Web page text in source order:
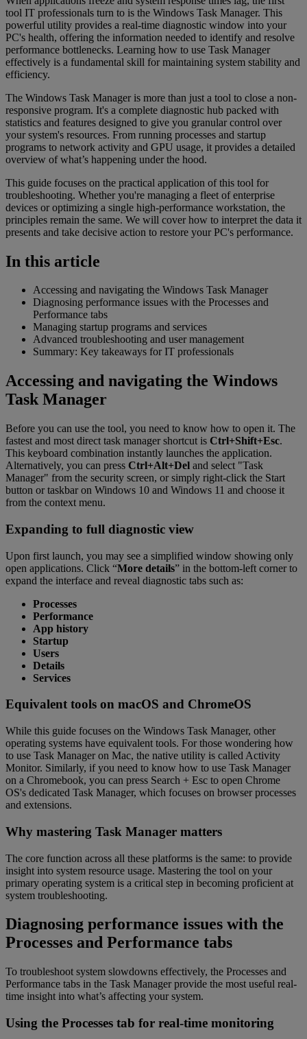
tool IT professionals turn to is the Windows Task Manager. This
powerful utility provides a real-time diagnostic window into your
PC's health, offering the information needed to identify and resolve
performance bottlenecks. Learning how to use Task Manager
effectively is a fundamental skill for maintaining system stability and
efficiency.
The Windows Task Manager is more than just a tool to close a non-
responsive program. It's a complete diagnostic hub packed with
statistics and features designed to give you granular control over
your system's resources. From running processes and startup
programs to network activity and GPU usage, it provides a detailed
overview of what’s happening under the hood.
This guide focuses on the practical application of this tool for
troubleshooting. Whether you're managing a fleet of enterprise
devices or optimizing a single high-performance workstation, the
principles remain the same. We will cover how to interpret the data it
presents and take decisive action to restore your PC's performance.
In this article
Accessing and navigating the Windows Task Manager
Diagnosing performance issues with the Processes and
Performance tabs
Managing startup programs and services
Advanced troubleshooting and user management
Summary: Key takeaways for IT professionals
Accessing and navigating the Windows
Task Manager
Before you can use the tool, you need to know how to open it. The
fastest and most direct task manager shortcut is Ctrl+Shift+Esc.
This keyboard combination instantly launches the application.
Alternatively, you can press Ctrl+Alt+Del and select "Task
Manager" from the security screen, or simply right-click the Start
button or taskbar on Windows 10 and Windows 11 and choose it
from the context menu.
Expanding to full diagnostic view
Upon first launch, you may see a simplified window showing only
open applications. Click “More details” in the bottom-left corner to
expand the interface and reveal diagnostic tabs such as:
Processes
Performance
App history
Startup
Users
Details
Services
Equivalent tools on macOS and ChromeOS
While this guide focuses on the Windows Task Manager, other
operating systems have equivalent tools. For those wondering how
to use Task Manager on Mac, the native utility is called Activity
Monitor. Similarly, if you need to know how to use Task Manager
on a Chromebook, you can press Search + Esc to open Chrome
OS's dedicated Task Manager, which focuses on browser processes
and extensions.
Why mastering Task Manager matters
The core function across all these platforms is the same: to provide
insight into system resource usage. Mastering the tool on your
primary operating system is a critical step in becoming proficient at
system troubleshooting.
Diagnosing performance issues with the
Processes and Performance tabs
To troubleshoot system slowdowns effectively, the Processes and
Performance tabs in the Task Manager provide the most useful real-
time insight into what’s affecting your system.
Using the Processes tab for real-time monitoring